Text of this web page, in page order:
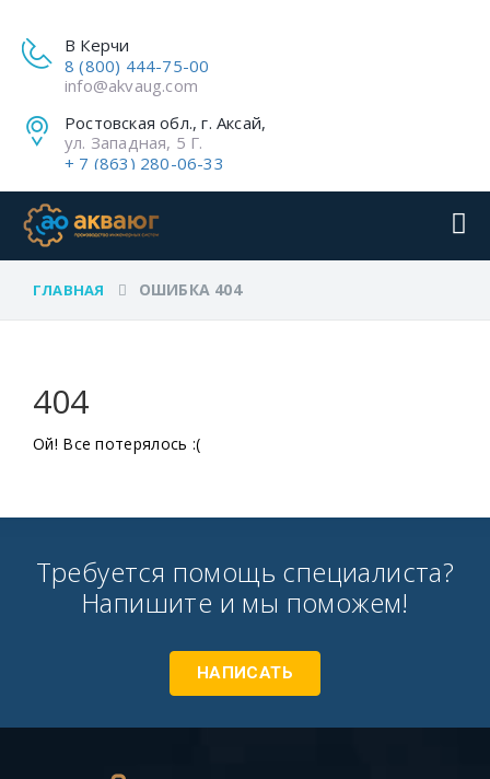
В Керчи
8 (800) 444-75-00
info@akvaug.com
Ростовская обл., г. Аксай,
ул. Западная, 5 Г.
+ 7 (863) 280-06-33
ГЛАВНАЯ ОШИБКА 404
404
Ой! Все потерялось :(
Требуется помощь специалиста?
Напишите и мы поможем!
НАПИСАТЬ